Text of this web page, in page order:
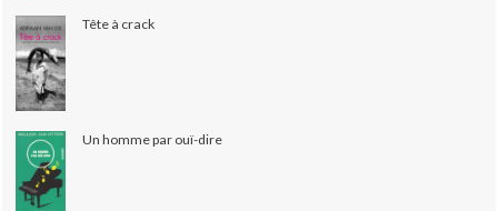
Tête à crack
Un homme par ouï-dire